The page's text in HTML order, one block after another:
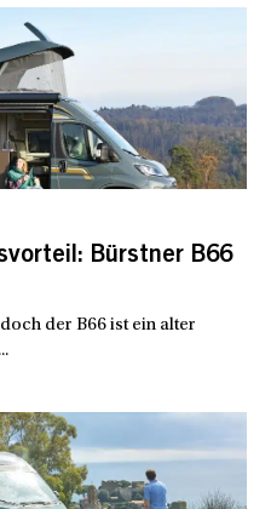
Bürstner B66
der B66 ist ein alter